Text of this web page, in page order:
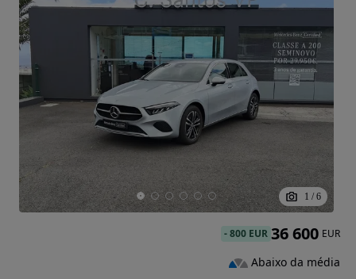
1 / 6
-800 EUR 36 600 EUR
Abaixo da média